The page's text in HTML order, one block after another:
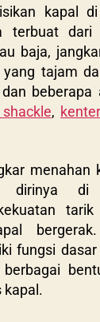
kapal
terbuat
baja,
tajam
beberapa
,
menahan
dirinya
fungsi
kapal.